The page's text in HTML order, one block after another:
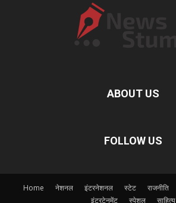
ABOUT US
FOLLOW US
Home नेशनल इंटरनेशनल स्टेट राजनीति
इंटरटेनमेंट
स्पेशल साहित्य